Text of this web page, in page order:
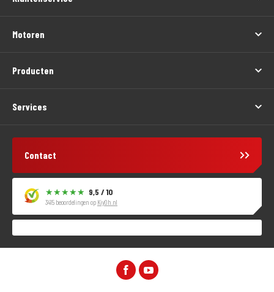
Motoren
Producten
Services
Contact
9,5 / 10
3415 beoordelingen op KiyOh.nl